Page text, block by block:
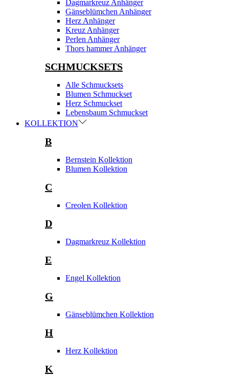
Dagmarkreuz Anhänger
Gänseblümchen Anhänger
Herz Anhänger
Kreuz Anhänger
Perlen Anhänger
Thors hammer Anhänger
SCHMUCKSETS
Alle Schmucksets
Blumen Schmuckset
Herz Schmuckset
Lebensbaum Schmuckset
KOLLEKTION
B
Bernstein Kollektion
Blumen Kollektion
C
Creolen Kollektion
D
Dagmarkreuz Kollektion
E
Engel Kollektion
G
Gänseblümchen Kollektion
H
Herz Kollektion
K